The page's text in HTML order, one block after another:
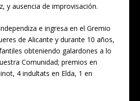
y ausencia de improvisación.
e ingresa en el Gremio
de Alicante y durante 10 años,
obteniendo galardones a lo
Comunidad; premios en
4 indultats en Elda, 1 en